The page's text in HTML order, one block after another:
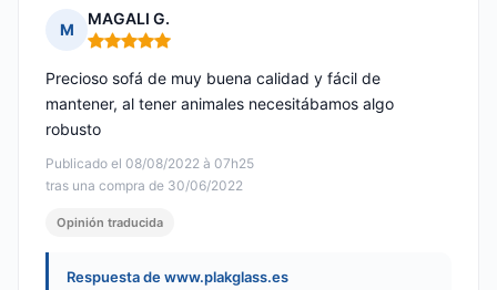
M
MAGALI G.
Nota: 5 de 5
Publicado el 08/08/2022 à 07h25
tras una compra de 30/06/2022
Precioso sofá de muy buena calidad y fácil de
mantener, al tener animales necesitábamos algo
robusto
Opinión traducida
Respuesta de www.plakglass.es